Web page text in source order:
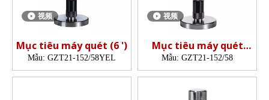
视频
Mục tiêu máy quét (6 ')
Mẫu: GZT21-152/58YEL
视频
Mục tiêu máy quét
(152mm)
Mẫu: GZT21-152/58